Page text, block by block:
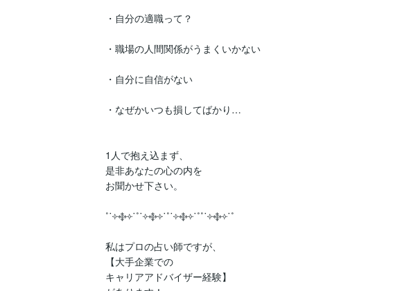
・自分の適職って？
・職場の人間関係がうまくいかない
・自分に自信がない
・なぜかいつも損してばかり…
1人で抱え込まず、
是非あなたの心の内を
お聞かせ下さい。
˚˙༓࿇༓˙˚˙༓࿇༓˙˚˙༓࿇༓˙˚˚˙༓࿇༓˙˚
私はプロの占い師ですが、
【大手企業での
キャリアアドバイザー経験】